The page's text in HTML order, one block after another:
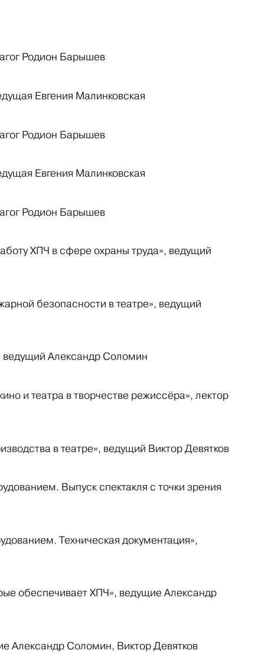
Родион Барышев
Евгения Малинковская
Родион Барышев
Евгения Малинковская
Родион Барышев
ХПЧ в сфере охраны труда», ведущий
безопасности в театре», ведущий
ведущий Александр Соломин
и театра в творчестве режиссёра», лектор
в театре», ведущий Виктор Девятков
Выпуск спектакля с точки зрения
Техническая документация»,
обеспечивает ХПЧ», ведущие Александр
Александр Соломин, Виктор Девятков